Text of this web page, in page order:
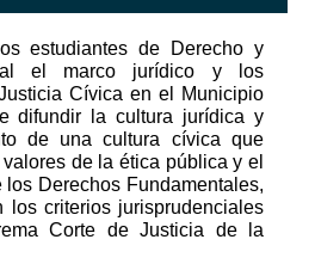
estudiantes de Derecho y
el marco jurídico y los
Cívica en el Municipio
difundir la cultura jurídica y
de una cultura cívica que
de la ética pública y el
Derechos Fundamentales,
los criterios jurisprudenciales
Corte de Justicia de la